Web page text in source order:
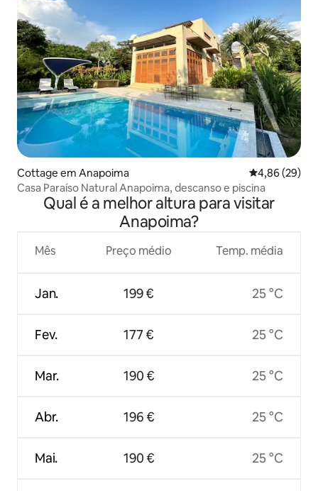
Cottage em Anapoima Classificação
4,86 (29)
Casa Paraíso Natural Anapoima, descanso e piscina
Qual é a melhor altura para visitar
Anapoima?
Mês
Jan.
Fev.
Mar.
Abr.
Mai.
Preço médio
199 €
177 €
190 €
196 €
190 €
Temp. média
25 °C
25 °C
25 °C
25 °C
25 °C